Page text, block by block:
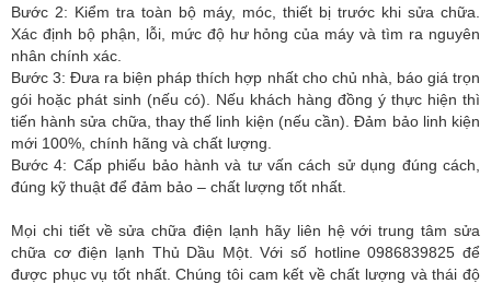
Bước 2: Kiểm tra toàn bộ máy, móc, thiết bị trước khi sửa chữa.
Xác định bộ phận, lỗi, mức độ hư hỏng của máy và tìm ra nguyên
nhân chính xác.
Bước 3: Đưa ra biện pháp thích hợp nhất cho chủ nhà, báo giá trọn
gói hoặc phát sinh (nếu có). Nếu khách hàng đồng ý thực hiện thì
tiến hành sửa chữa, thay thế linh kiện (nếu cần). Đảm bảo linh kiện
mới 100%, chính hãng và chất lượng.
Bước 4: Cấp phiếu bảo hành và tư vấn cách sử dụng đúng cách,
đúng kỹ thuật để đảm bảo – chất lượng tốt nhất.
Mọi chi tiết về sửa chữa điện lạnh hãy liên hệ với trung tâm sửa
chữa cơ điện lạnh Thủ Dầu Một. Với số hotline 0986839825 để
được phục vụ tốt nhất. Chúng tôi cam kết về chất lượng và thái độ